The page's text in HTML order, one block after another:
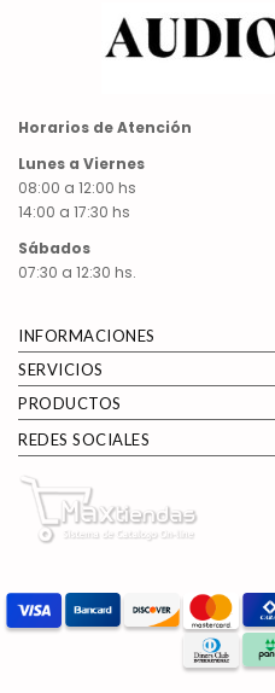
Horarios de Atención
Lunes a Viernes
08:00 a 12:00 hs
14:00 a 17:30 hs
Sábados
07:30 a 12:30 hs.
INFORMACIONES
SERVICIOS
PRODUCTOS
REDES SOCIALES